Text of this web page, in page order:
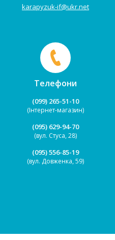
karapyzuk-if@ukr.net
Телефони
(099) 265-51-10
(Інтернет-магазин)
(095) 629-94-70
(вул. Стуса, 28)
(095) 556-85-19
(вул. Довженка, 59)